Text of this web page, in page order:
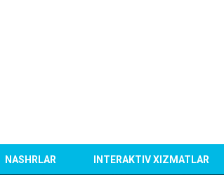
NASHRLAR INTERAKTIV XIZMATLAR